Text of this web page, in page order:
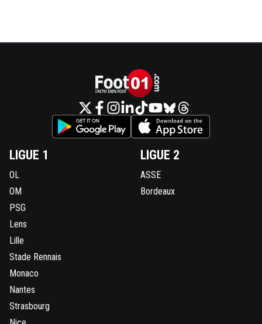
LIGUE 1
OL
OM
PSG
Lens
Lille
Stade Rennais
Monaco
Nantes
Strasbourg
LIGUE 2
ASSE
Bordeaux